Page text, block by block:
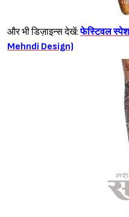
और भी डिज़ाइन्स देखें:फेस्टिवल
Mehndi Design)